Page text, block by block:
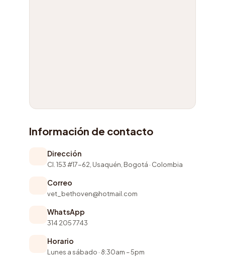
Información de contacto
Dirección
Cl. 153 #17-62, Usaquén, Bogotá · Colombia
Correo
vet_bethoven@hotmail.com
WhatsApp
314 205 7743
Horario
Lunes a sábado · 8:30am – 5pm